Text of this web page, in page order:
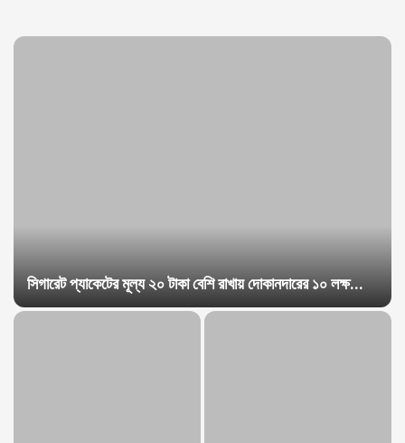
সিগারেট প্যাকেটের মূল্য ২০ টাকা বেশি রাখায় দোকানদারের ১০ লক্ষ...